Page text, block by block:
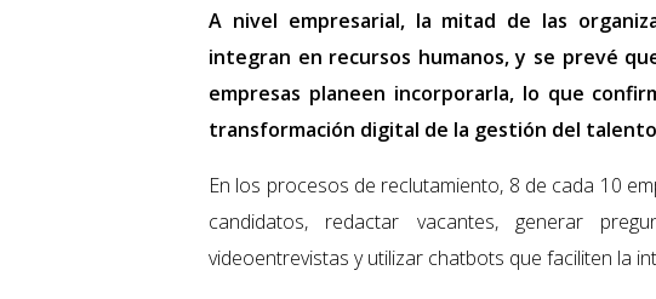
A nivel empresarial, la mitad de las
integran en recursos humanos, y se prevé
empresas planeen incorporarla, lo que
transformación digital de la gestión del
En los procesos de reclutamiento, 8 de cada 10
candidatos, redactar vacantes, generar
videoentrevistas y utilizar chatbots que faciliten la